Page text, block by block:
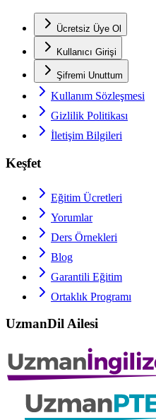
Ücretsiz Üye Ol
Kullanıcı Girişi
Şifremi Unuttum
Kullanım Sözleşmesi
Gizlilik Politikası
İletişim Bilgileri
Keşfet
Eğitim Ücretleri
Yorumlar
Ders Örnekleri
Blog
Garantili Eğitim
Ortaklık Programı
UzmanDil Ailesi